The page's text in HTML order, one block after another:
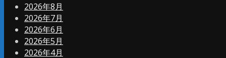
2026年8月
2026年7月
2026年6月
2026年5月
2026年4月